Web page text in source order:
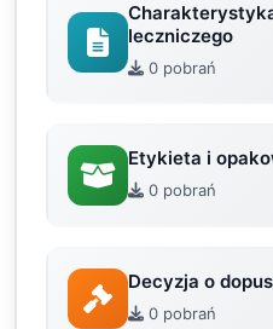
leczniczego
0 pobrań
Etykieta i
0 pobrań
Decyzja o
0 pobrań